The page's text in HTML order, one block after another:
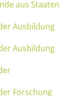
aus Staaten
Ausbildung
Ausbildung
Forschung